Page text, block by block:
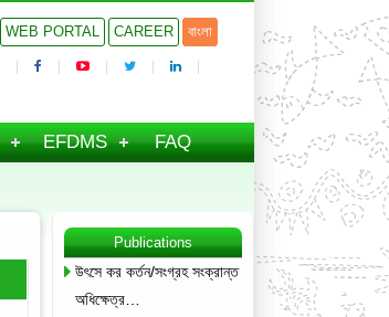
WEB PORTAL CAREER বাংলা
EFDMS FAQ
Publications
উৎসে কর কর্তন/সংগ্রহ সংক্রান্ত
অধিক্ষেত্র…